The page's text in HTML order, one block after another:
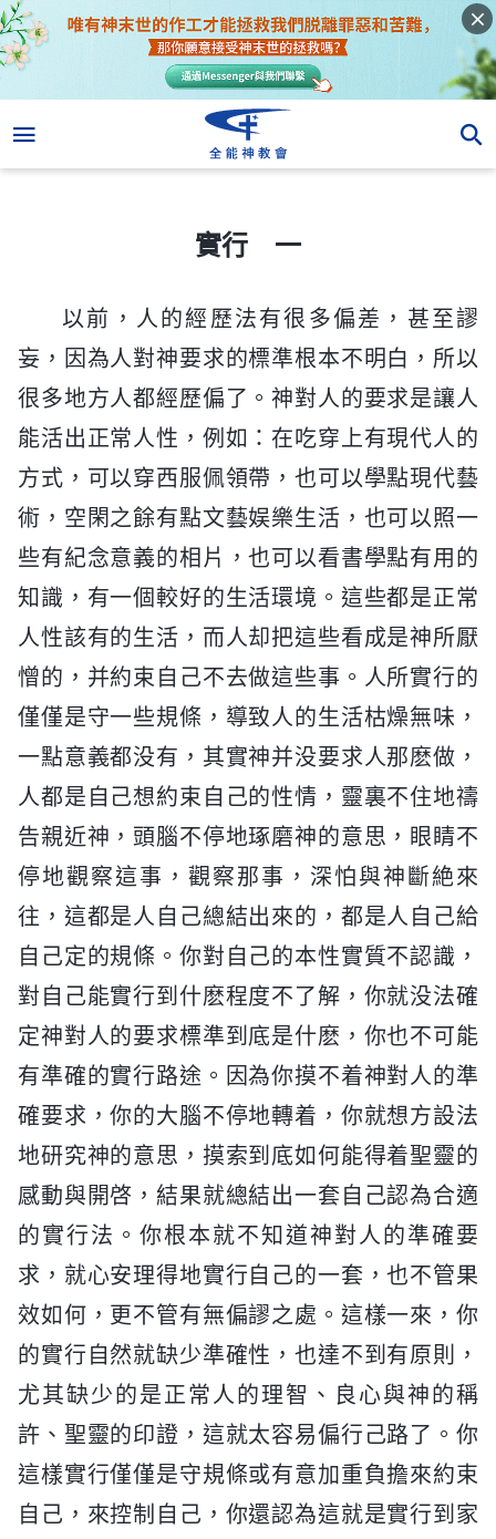
實行 一
以前，人的經歷法有很多偏差，甚至謬
妄，因為人對神要求的標準根本不明白，所以
很多地方人都經歷偏了。神對人的要求是讓人
能活出正常人性，例如：在吃穿上有現代人的
方式，可以穿西服佩領帶，也可以學點現代藝
術，空閑之餘有點文藝娱樂生活，也可以照一
些有紀念意義的相片，也可以看書學點有用的
知識，有一個較好的生活環境。這些都是正常
人性該有的生活，而人却把這些看成是神所厭
憎的，并約束自己不去做這些事。人所實行的
僅僅是守一些規條，導致人的生活枯燥無味，
一點意義都没有，其實神并没要求人那麽做，
人都是自己想約束自己的性情，靈裏不住地禱
告親近神，頭腦不停地琢磨神的意思，眼睛不
停地觀察這事，觀察那事，深怕與神斷絶來
往，這都是人自己總結出來的，都是人自己給
自己定的規條。你對自己的本性實質不認識，
對自己能實行到什麽程度不了解，你就没法確
定神對人的要求標準到底是什麽，你也不可能
有準確的實行路途。因為你摸不着神對人的準
確要求，你的大腦不停地轉着，你就想方設法
地研究神的意思，摸索到底如何能得着聖靈的
感動與開啓，結果就總結出一套自己認為合適
的實行法。你根本就不知道神對人的準確要
求，就心安理得地實行自己的一套，也不管果
效如何，更不管有無偏謬之處。這樣一來，你
的實行自然就缺少準確性，也達不到有原則，
尤其缺少的是正常人的理智、良心與神的稱
許、聖靈的印證，這就太容易偏行己路了。你
這樣實行僅僅是守規條或有意加重負擔來約束
自己，來控制自己，你還認為這就是實行到家